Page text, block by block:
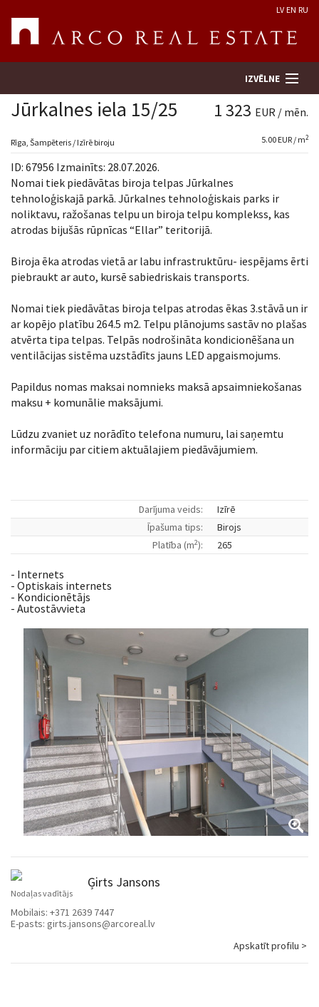
LV EN RU
IZVĒLNE
Meklēt īpašumu
Novērtēt īpašumu
Uzņēmums
Pakalpojumi
Jūrkalnes iela 15/25 1 323 EUR / mēn.
Rīga, Šampēteris / Izīrē biroju 5.00 EUR / m2
ID: 67956 Izmainīts: 28.07.2026.
Nomai tiek piedāvātas biroja telpas Jūrkalnes
tehnoloģiskajā parkā. Jūrkalnes tehnoloģiskais parks ir
noliktavu, ražošanas telpu un biroja telpu komplekss, kas
atrodas bijušās rūpnīcas “Ellar” teritorijā.
Biroja ēka atrodas vietā ar labu infrastruktūru- iespējams ērti
piebraukt ar auto, kursē sabiedriskais transports.
Nomai tiek piedāvātas biroja telpas atrodas ēkas 3.stāvā un ir
ar kopējo platību 264.5 m2. Telpu plānojums sastāv no plašas
atvērta tipa telpas. Telpās nodrošināta kondicionēšana un
ventilācijas sistēma uzstādīts jauns LED apgaismojums.
Papildus nomas maksai nomnieks maksā apsaimniekošanas
maksu + komunālie maksājumi.
Lūdzu zvaniet uz norādīto telefona numuru, lai saņemtu
informāciju par citiem aktuālajiem piedāvājumiem.
Darījuma veids:
Izīrē
Īpašuma tips:
Birojs
Platība (m2): 265
- Internets
- Optiskais internets
- Kondicionētājs
- Autostāvvieta
Ģirts Jansons
Nodaļas vadītājs
Mobilais: +371 2639 7447
E-pasts: girts.jansons@arcoreal.lv
Apskatīt profilu >